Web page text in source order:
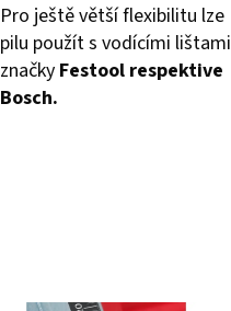
Pro ještě větší flexibilitu lze
pilu použít s vodícími lištami
značky Festool respektive
Bosch.